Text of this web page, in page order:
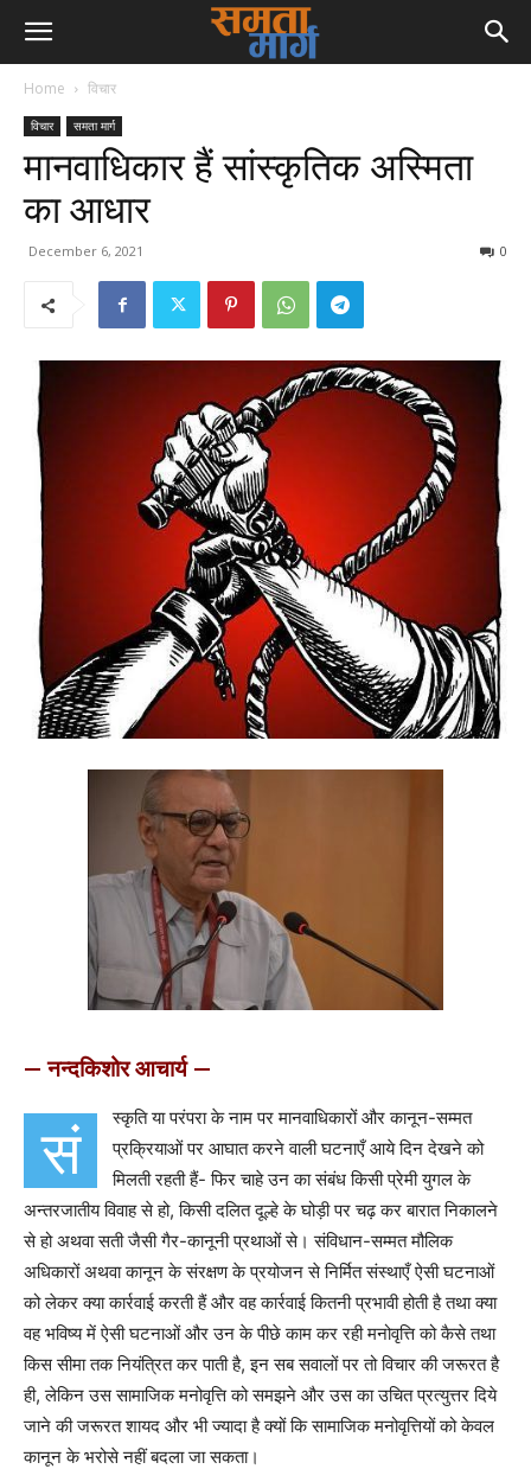
Home विचार
विचार समता मार्ग
मानवाधिकार हैं सांस्कृतिक अस्मिता
का आधार
December 6, 2021 0
— नन्दकिशोर आचार्य —
सं
स्कृति या परंपरा के नाम पर मानवाधिकारों और कानून-सम्मत
प्रक्रियाओं पर आघात करने वाली घटनाएँ आये दिन देखने को
मिलती रहती हैं- फिर चाहे उन का संबंध किसी प्रेमी युगल के
अन्तरजातीय विवाह से हो, किसी दलित दूल्हे के घोड़ी पर चढ़ कर बारात निकालने
से हो अथवा सती जैसी गैर-कानूनी प्रथाओं से। संविधान-सम्मत मौलिक
अधिकारों अथवा कानून के संरक्षण के प्रयोजन से निर्मित संस्थाएँ ऐसी घटनाओं
को लेकर क्या कार्रवाई करती हैं और वह कार्रवाई कितनी प्रभावी होती है तथा क्या
वह भविष्य में ऐसी घटनाओं और उन के पीछे काम कर रही मनोवृत्ति को कैसे तथा
किस सीमा तक नियंत्रित कर पाती है, इन सब सवालों पर तो विचार की जरूरत है
ही, लेकिन उस सामाजिक मनोवृत्ति को समझने और उस का उचित प्रत्युत्तर दिये
जाने की जरूरत शायद और भी ज्यादा है क्यों कि सामाजिक मनोवृत्तियों को केवल
कानून के भरोसे नहीं बदला जा सकता।